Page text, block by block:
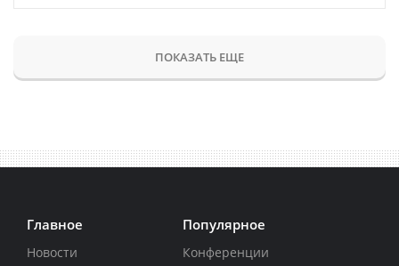
ПОКАЗАТЬ ЕЩЕ
Главное
Новости
Популярное
Конференции